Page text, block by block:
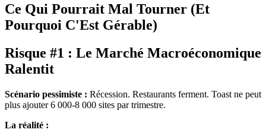
Ce Qui Pourrait Mal Tourner (Et
Pourquoi C'Est Gérable)
Risque #1 : Le Marché Macroéconomique
Ralentit
Scénario pessimiste : Récession. Restaurants ferment. Toast ne peut
plus ajouter 6 000-8 000 sites par trimestre.
La réalité :